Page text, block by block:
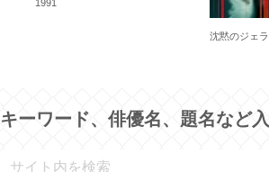
1991
沈黙のジェ
キーワード、俳優名、題名など